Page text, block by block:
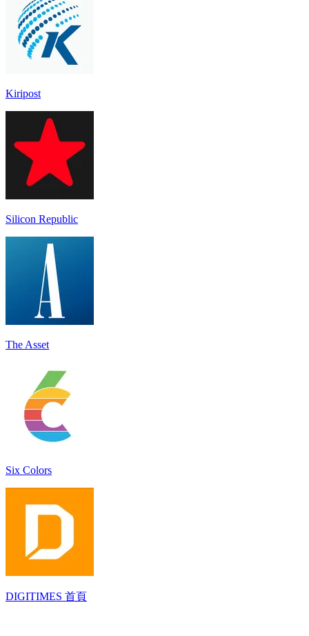
Kiripost
Silicon Republic
The Asset
Six Colors
DIGITIMES 首頁